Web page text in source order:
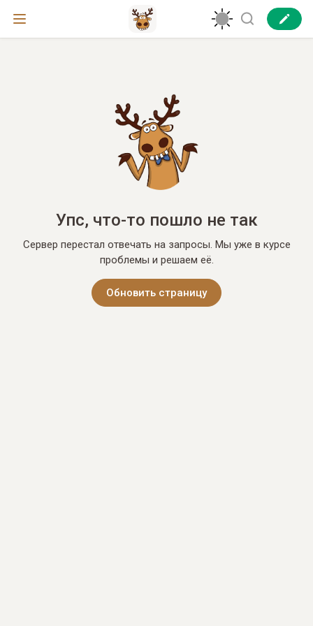
Упс, что-то пошло не так
Сервер перестал отвечать на запросы. Мы уже в курсе
проблемы и решаем её.
Обновить страницу